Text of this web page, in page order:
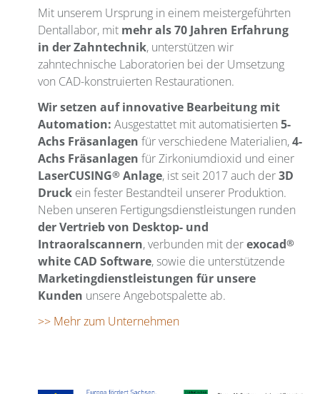
Mit unserem Ursprung in einem meistergeführten
Dentallabor, mit mehr als 70 Jahren Erfahrung
in der Zahntechnik, unterstützen wir
zahntechnische Laboratorien bei der Umsetzung
von CAD-konstruierten Restaurationen.
Wir setzen auf innovative Bearbeitung mit
Automation: Ausgestattet mit automatisierten 5-
Achs Fräsanlagen für verschiedene Materialien,4-
Achs Fräsanlagen für Zirkoniumdioxid und einer
LaserCUSING® Anlage, ist seit 2017 auch der3D
Druck ein fester Bestandteil unserer Produktion.
Neben unseren Fertigungsdienstleistungen runden
der Vertrieb von Desktop- und
Intraoralscannern, verbunden mit derexocad®
white CAD Software, sowie die unterstützende
Marketingdienstleistungen für unsere
Kunden unsere Angebotspalette ab.
>> Mehr zum Unternehmen